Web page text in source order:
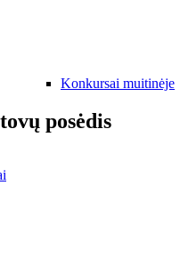
Konkursai muitinėje
posėdis